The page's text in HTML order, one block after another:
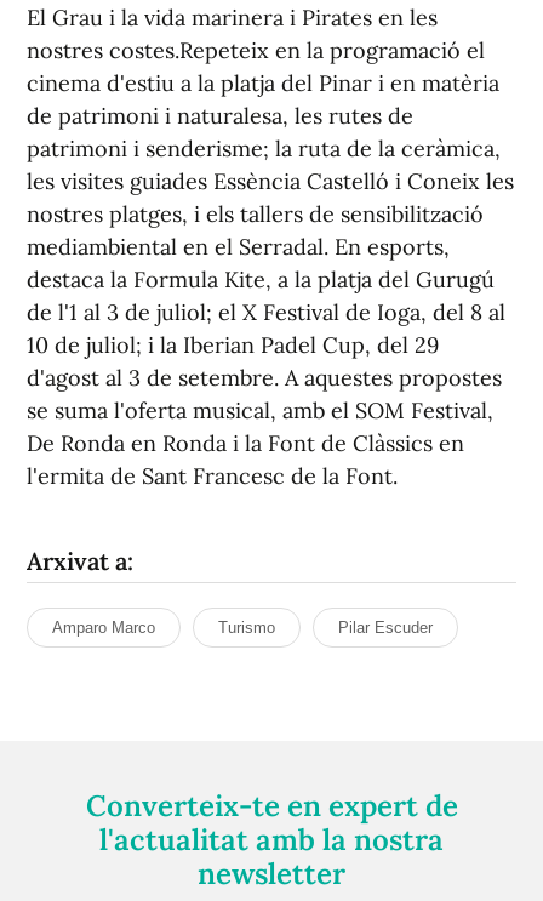
El Grau i la vida marinera i Pirates en les
nostres costes.Repeteix en la programació el
cinema d'estiu a la platja del Pinar i en matèria
de patrimoni i naturalesa, les rutes de
patrimoni i senderisme; la ruta de la ceràmica,
les visites guiades Essència Castelló i Coneix les
nostres platges, i els tallers de sensibilització
mediambiental en el Serradal. En esports,
destaca la Formula Kite, a la platja del Gurugú
de l'1 al 3 de juliol; el X Festival de Ioga, del 8 al
10 de juliol; i la Iberian Padel Cup, del 29
d'agost al 3 de setembre. A aquestes propostes
se suma l'oferta musical, amb el SOM Festival,
De Ronda en Ronda i la Font de Clàssics en
l'ermita de Sant Francesc de la Font.
Arxivat a:
Amparo Marco Turismo Pilar Escuder
Converteix-te en expert de
l'actualitat amb la nostra
newsletter